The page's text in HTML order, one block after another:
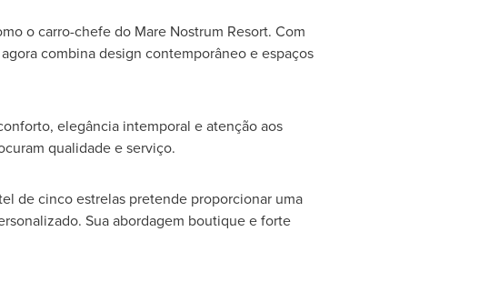
o carro-chefe do Mare Nostrum Resort. Com
combina design contemporâneo e espaços
elegância intemporal e atenção aos
qualidade e serviço.
de cinco estrelas pretende proporcionar uma
Sua abordagem boutique e forte